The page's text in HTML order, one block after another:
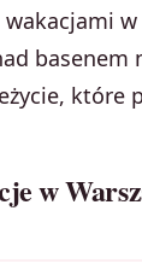
basenem
które
w